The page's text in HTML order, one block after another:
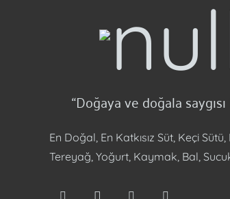
“Doğaya ve doğala
En Doğal, En Katkısız Süt, Keçi
Tereyağ, Yoğurt, Kaymak, Bal,